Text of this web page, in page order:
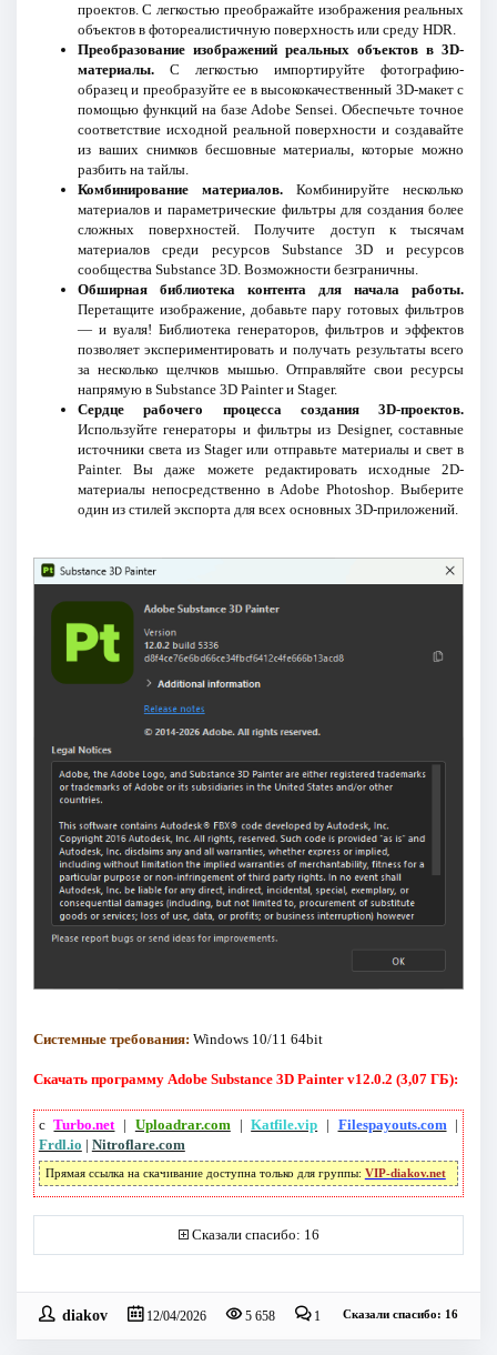
проектов. С легкостью преображайте изображения реальных
объектов в фотореалистичную поверхность или среду HDR.
Преобразование изображений реальных объектов в 3D-
материалы.С легкостью импортируйте фотографию-
образец и преобразуйте ее в высококачественный 3D-макет с
помощью функций на базе Adobe Sensei. Обеспечьте точное
соответствие исходной реальной поверхности и создавайте
из ваших снимков бесшовные материалы, которые можно
разбить на тайлы.
Комбинирование материалов.Комбинируйте несколько
материалов и параметрические фильтры для создания более
сложных поверхностей. Получите доступ к тысячам
материалов среди ресурсов Substance 3D и ресурсов
сообщества Substance 3D. Возможности безграничны.
Обширная библиотека контента для начала работы.
Перетащите изображение, добавьте пару готовых фильтров
— и вуаля! Библиотека генераторов, фильтров и эффектов
позволяет экспериментировать и получать результаты всего
за несколько щелчков мышью. Отправляйте свои ресурсы
напрямую в Substance 3D Painter и Stager.
Сердце рабочего процесса создания 3D-проектов.
Используйте генераторы и фильтры из Designer, составные
источники света из Stager или отправьте материалы и свет в
Painter. Вы даже можете редактировать исходные 2D-
материалы непосредственно в Adobe Photoshop. Выберите
один из стилей экспорта для всех основных 3D-приложений.
Системные требования: Windows 10/11 64bit
Скачать программу Adobe Substance 3D Painter v12.0.2 (3,07 ГБ):
сTurbo.net| Uploadrar.com|Katfile.vip | Filespayouts.com|
Frdl.io | Nitroflare.com
Прямая ссылка на скачивание доступна только для группы: VIP-diakov.net
Сказали спасибо: 16
diakov 12/04/2026 5 658 1 Сказали спасибо: 16